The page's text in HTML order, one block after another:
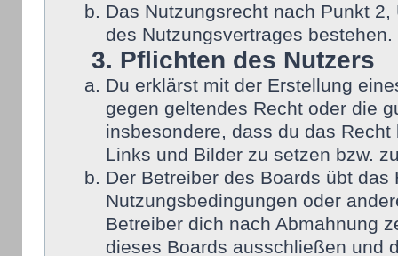
Das Nutzungsrecht nach Punkt
des Nutzungsvertrages bestehen.
3. Pflichten des Nutzers
Du erklärst mit der Erstellung
gegen geltendes Recht oder die
insbesondere, dass du das
Links und Bilder zu setzen bzw.
Der Betreiber des Boards übt
Nutzungsbedingungen oder
Betreiber dich nach Abmahnung
dieses Boards ausschließen und